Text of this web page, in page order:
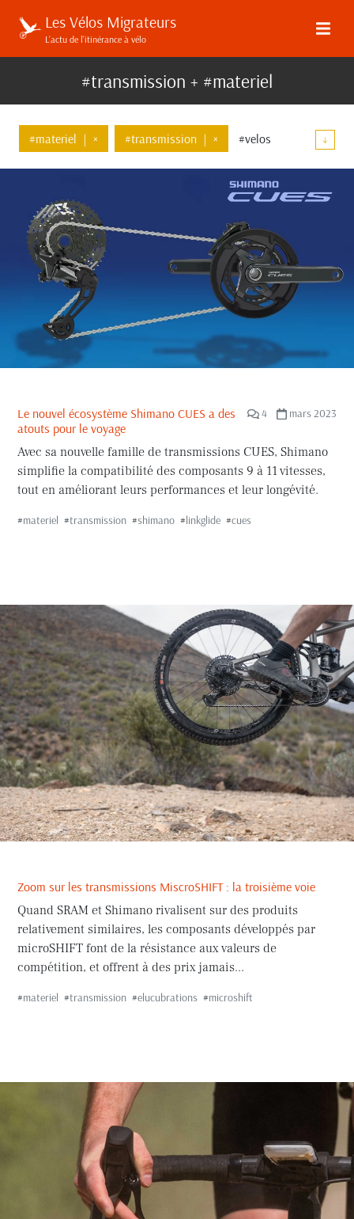
Les Vélos Migrateurs
L’actu de l’itinérance à vélo
#transmission + #materiel
#materiel | × #transmission | × #velos
#velo-artisanal
#pneus #concours-de-machines #cues
#un-mois-innovant #linkglide #sram
#campagnolo #freins
↓
4 mars 2023
Le nouvel écosystème Shimano CUES a des
atouts pour le voyage
Avec sa nouvelle famille de transmissions CUES, Shimano
simplifie la compatibilité des composants 9 à 11 vitesses,
tout en améliorant leurs performances et leur longévité.
#materiel #transmission #shimano #linkglide #cues
Zoom sur les transmissions MiscroSHIFT : la troisième voie
Quand SRAM et Shimano rivalisent sur des produits
relativement similaires, les composants développés par
microSHIFT font de la résistance aux valeurs de
compétition, et offrent à des prix jamais...
#materiel #transmission #elucubrations #microshift